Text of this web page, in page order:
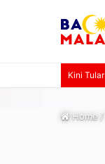
Kini Tular
Home/